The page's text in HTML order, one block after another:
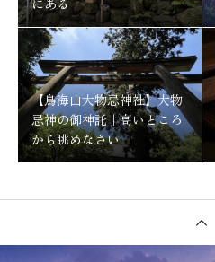
にある
【鳥海山大物忌神社】大物
忌神の御神託｜高いところ
から眺めなさい